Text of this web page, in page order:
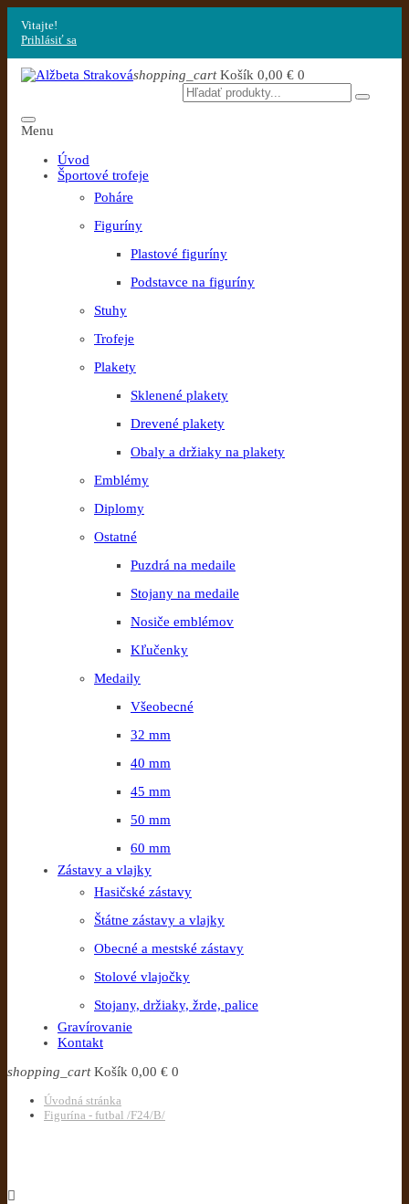
Vitajte!
Prihlásiť sa
shopping_cart Košík 0,00 € 0
Menu
Úvod
Športové trofeje
Poháre
Figuríny
Plastové figuríny
Podstavce na figuríny
Stuhy
Trofeje
Plakety
Sklenené plakety
Drevené plakety
Obaly a držiaky na plakety
Emblémy
Diplomy
Ostatné
Puzdrá na medaile
Stojany na medaile
Nosiče emblémov
Kľučenky
Medaily
Všeobecné
32 mm
40 mm
45 mm
50 mm
60 mm
Zástavy a vlajky
Hasičské zástavy
Štátne zástavy a vlajky
Obecné a mestské zástavy
Stolové vlajočky
Stojany, držiaky, žrde, palice
Gravírovanie
Kontakt
shopping_cart Košík 0,00 € 0
Úvodná stránka
Figurína - futbal /F24/B/
